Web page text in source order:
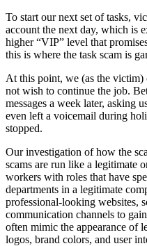
To start our next set of tasks,
account the next day, which is
higher “VIP” level that
this is where the task scam is
At this point, we (as the
not wish to continue the job.
messages a week later, asking
even left a voicemail during
stopped.
Our investigation of how the
scams are run like a legitimate
workers with roles that have
departments in a legitimate
professional-looking websites,
communication channels to
often mimic the appearance of
logos, brand colors, and user